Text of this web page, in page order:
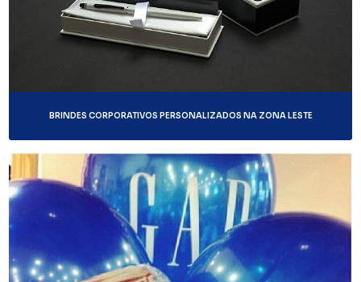
BRINDES CORPORATIVOS PERSONALIZADOS NA ZONA LESTE